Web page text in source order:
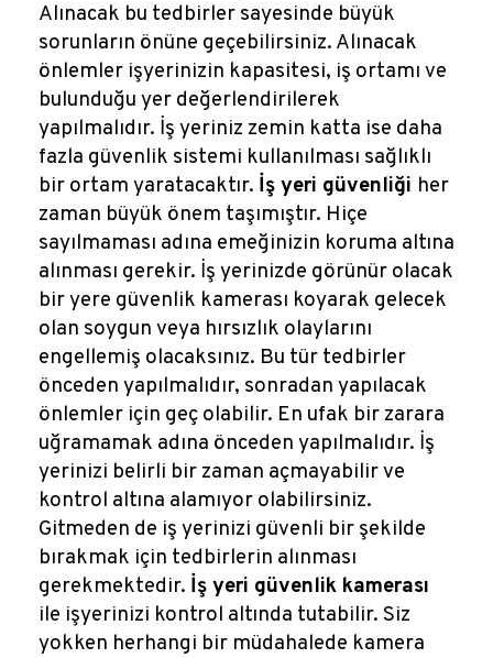
Alınacak bu tedbirler sayesinde büyük
sorunların önüne geçebilirsiniz. Alınacak
önlemler işyerinizin kapasitesi, iş ortamı ve
bulunduğu yer değerlendirilerek
yapılmalıdır. İş yeriniz zemin katta ise daha
fazla güvenlik sistemi kullanılması sağlıklı
bir ortam yaratacaktır. İş yeri güvenliği her
zaman büyük önem taşımıştır. Hiçe
sayılmaması adına emeğinizin koruma altına
alınması gerekir. İş yerinizde görünür olacak
bir yere güvenlik kamerası koyarak gelecek
olan soygun veya hırsızlık olaylarını
engellemiş olacaksınız. Bu tür tedbirler
önceden yapılmalıdır, sonradan yapılacak
önlemler için geç olabilir. En ufak bir zarara
uğramamak adına önceden yapılmalıdır. İş
yerinizi belirli bir zaman açmayabilir ve
kontrol altına alamıyor olabilirsiniz.
Gitmeden de iş yerinizi güvenli bir şekilde
bırakmak için tedbirlerin alınması
gerekmektedir. İş yeri güvenlik kamerası
ile işyerinizi kontrol altında tutabilir. Siz
yokken herhangi bir müdahalede kamera